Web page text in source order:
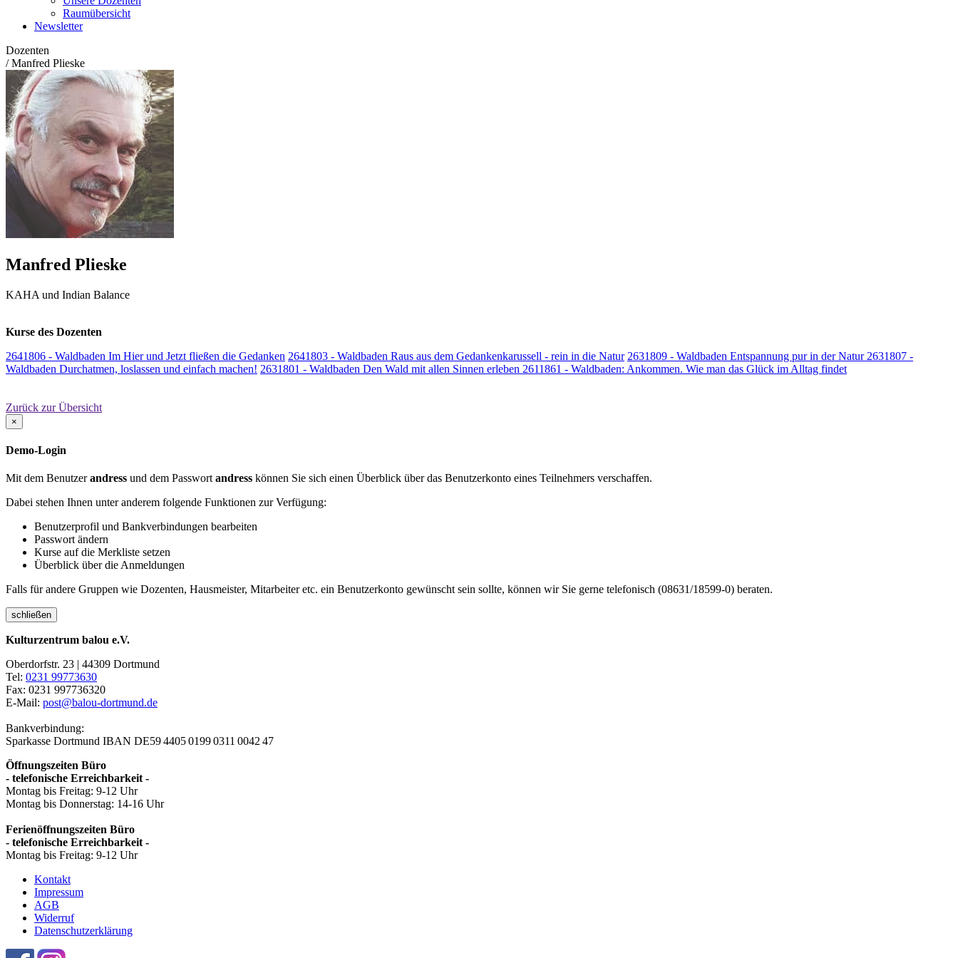
Raumübersicht
Newsletter
Dozenten
/Manfred Plieske
Manfred Plieske
KAHA und Indian Balance
Kurse des Dozenten
2641806 - Waldbaden Im Hier und Jetzt fließen die Gedanken 2641803 - Waldbaden Raus aus dem Gedankenkarussell - rein in die Natur 2631809 - Waldbaden Entspannung pur in der Natur 2631807 -
Waldbaden Durchatmen, loslassen und einfach machen! 2631801 - Waldbaden Den Wald mit allen Sinnen erleben 2611861 - Waldbaden: Ankommen. Wie man das Glück im Alltag findet
Zurück zur Übersicht
×
Demo-Login
Mit dem Benutzerandress und dem Passwort andress können Sie sich einen Überblick über das Benutzerkonto eines Teilnehmers verschaffen.
Dabei stehen Ihnen unter anderem folgende Funktionen zur Verfügung:
Benutzerprofil und Bankverbindungen bearbeiten
Passwort ändern
Kurse auf die Merkliste setzen
Überblick über die Anmeldungen
Falls für andere Gruppen wie Dozenten, Hausmeister, Mitarbeiter etc. ein Benutzerkonto gewünscht sein sollte, können wir Sie gerne telefonisch (08631/18599-0) beraten.
schließen
Kulturzentrum balou e.V.
Oberdorfstr. 23 | 44309 Dortmund
Tel: 0231 99773630
Fax: 0231 997736320
E-Mail: post@balou-dortmund.de
Bankverbindung:
Sparkasse Dortmund IBAN DE59 4405 0199 0311 0042 47
Öffnungszeiten Büro
- telefonische Erreichbarkeit -
Montag bis Freitag: 9-12 Uhr
Montag bis Donnerstag: 14-16 Uhr
Ferienöffnungszeiten Büro
- telefonische Erreichbarkeit -
Montag bis Freitag: 9-12 Uhr
Kontakt
Impressum
AGB
Widerruf
Datenschutzerklärung